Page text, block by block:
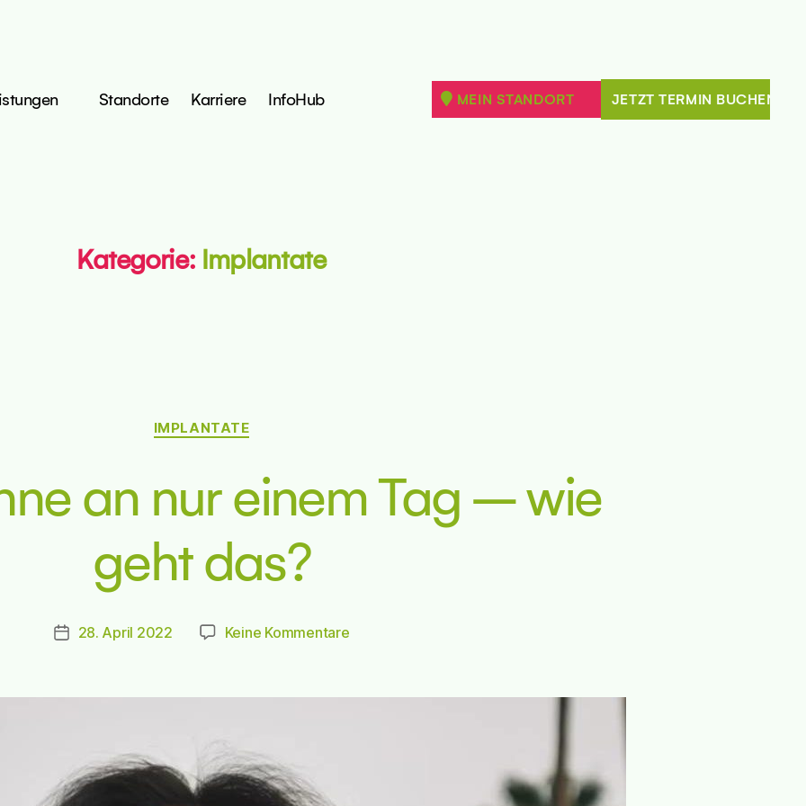
Standorte Karriere InfoHub MEIN STANDORT JETZT TERMIN BUCHEN
Kategorie: Implantate
Kategorien
IMPLANTATE
an nur einem Tag – wie
geht das?
Beitragsdatum
28. April 2022 Keine Kommentarezu
an